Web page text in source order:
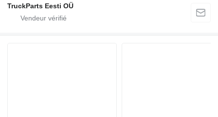
TruckParts Eesti OÜ